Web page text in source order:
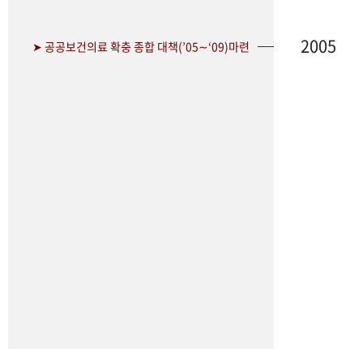
➤ 공공보건의료 확충 종합 대책(’05∼‘09)마련 2005